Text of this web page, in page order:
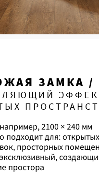
ЗАМКА /
2100 × 240 мм
подходит для: открытых
просторных
простора